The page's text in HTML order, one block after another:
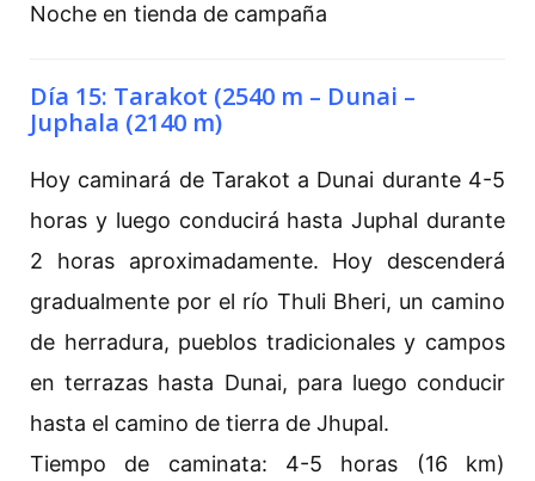
Noche en tienda de campaña
Día 15: Tarakot (2540 m – Dunai –
Juphala (2140 m)
Hoy caminará de Tarakot a Dunai durante 4-5
horas y luego conducirá hasta Juphal durante
2 horas aproximadamente. Hoy descenderá
gradualmente por el río Thuli Bheri, un camino
de herradura, pueblos tradicionales y campos
en terrazas hasta Dunai, para luego conducir
hasta el camino de tierra de Jhupal.
Tiempo de caminata: 4-5 horas (16 km)